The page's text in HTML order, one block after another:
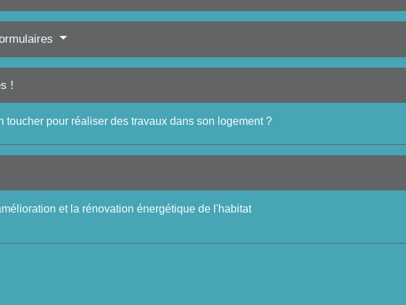
!
toucher pour réaliser des travaux dans son logement ?
et la rénovation énergétique de l'habitat